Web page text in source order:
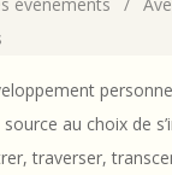
au choix de
traverser,